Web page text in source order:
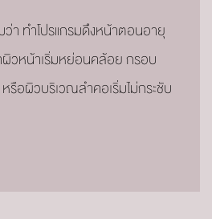
า ทำโปรแกรมดึงหน้าตอนอายุ
ผิวหน้าเริ่มหย่อนคล้อย กรอบ
รือผิวบริเวณลำคอเริ่มไม่กระชับ